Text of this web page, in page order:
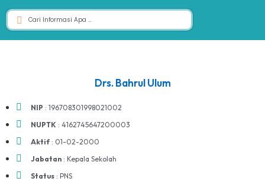
Drs. Bahrul Ulum
NIP : 196708301998021002
NUPTK : 4162745647200003
Aktif : 01-02-2000
Jabatan : Kepala Sekolah
Status : PNS